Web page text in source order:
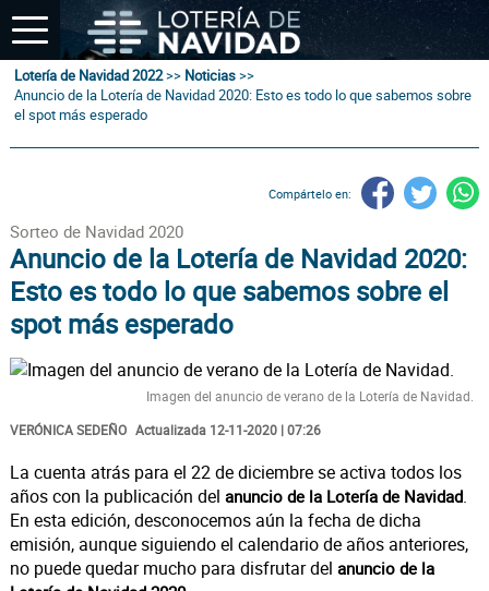
Lotería de Navidad 2022>> Noticias>>
Anuncio de la Lotería de Navidad 2020: Esto es todo lo que sabemos sobre
el spot más esperado
Compártelo en:
Sorteo de Navidad 2020
Anuncio de la Lotería de Navidad 2020:
Esto es todo lo que sabemos sobre el
spot más esperado
Imagen del anuncio de verano de la Lotería de Navidad.
VERÓNICA SEDEÑO Actualizada 12-11-2020 | 07:26
La cuenta atrás para el 22 de diciembre se activa todos los
años con la publicación del anuncio de la Lotería de Navidad.
En esta edición, desconocemos aún la fecha de dicha
emisión, aunque siguiendo el calendario de años anteriores,
no puede quedar mucho para disfrutar del anuncio de la